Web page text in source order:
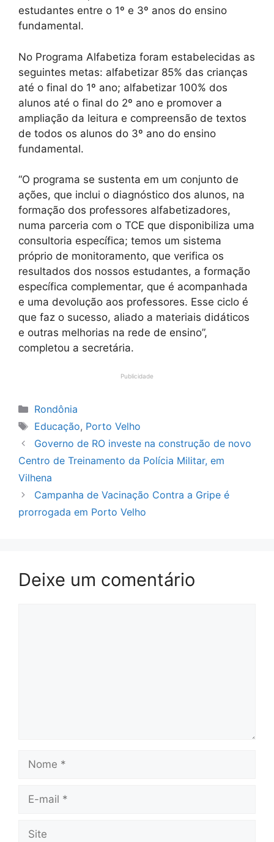
estudantes entre o 1º e 3º anos do ensino
fundamental.
No Programa Alfabetiza foram estabelecidas as
seguintes metas: alfabetizar 85% das crianças
até o final do 1º ano; alfabetizar 100% dos
alunos até o final do 2º ano e promover a
ampliação da leitura e compreensão de textos
de todos os alunos do 3º ano do ensino
fundamental.
“O programa se sustenta em um conjunto de
ações, que inclui o diagnóstico dos alunos, na
formação dos professores alfabetizadores,
numa parceria com o TCE que disponibiliza uma
consultoria específica; temos um sistema
próprio de monitoramento, que verifica os
resultados dos nossos estudantes, a formação
específica complementar, que é acompanhada
e uma devolução aos professores. Esse ciclo é
que faz o sucesso, aliado a materiais didáticos
e outras melhorias na rede de ensino”,
completou a secretária.
Publicidade
Categorias
Rondônia
Tags
Educação, Porto Velho
Governo de RO investe na construção de novo
Centro de Treinamento da Polícia Militar, em
Vilhena
Campanha de Vacinação Contra a Gripe é
prorrogada em Porto Velho
Deixe um comentário
mail